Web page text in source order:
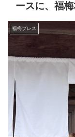
ースに、福
福梅プレス